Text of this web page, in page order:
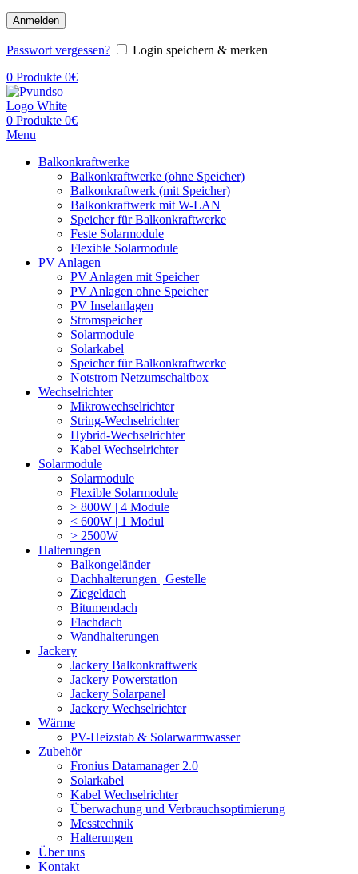
Anmelden
Passwort vergessen?
Login speichern & merken
0 Produkte 0€
0 Produkte 0€
Menu
Balkonkraftwerke
Balkonkraftwerke (ohne Speicher)
Balkonkraftwerk (mit Speicher)
Balkonkraftwerk mit W-LAN
Speicher für Balkonkraftwerke
Feste Solarmodule
Flexible Solarmodule
PV Anlagen
PV Anlagen mit Speicher
PV Anlagen ohne Speicher
PV Inselanlagen
Stromspeicher
Solarmodule
Solarkabel
Speicher für Balkonkraftwerke
Notstrom Netzumschaltbox
Wechselrichter
Mikrowechselrichter
String-Wechselrichter
Hybrid-Wechselrichter
Kabel Wechselrichter
Solarmodule
Solarmodule
Flexible Solarmodule
> 800W | 4 Module
< 600W | 1 Modul
> 2500W
Halterungen
Balkongeländer
Dachhalterungen | Gestelle
Ziegeldach
Bitumendach
Flachdach
Wandhalterungen
Jackery
Jackery Balkonkraftwerk
Jackery Powerstation
Jackery Solarpanel
Jackery Wechselrichter
Wärme
PV-Heizstab & Solarwarmwasser
Zubehör
Fronius Datamanager 2.0
Solarkabel
Kabel Wechselrichter
Überwachung und Verbrauchsoptimierung
Messtechnik
Halterungen
Über uns
Kontakt